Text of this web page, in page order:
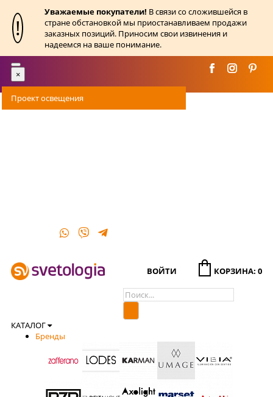
!
Уважаемые покупатели! В связи со сложившейся в
стране обстановкой мы приостанавливаем продажи
заказных позиций. Приносим свои извинения и
надеемся на ваше понимание.
Toggle
navigation
×
Проект освещения
ВОЙТИ КОРЗИНА: 0
КАТАЛОГ
Бренды